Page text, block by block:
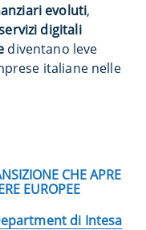
evoluti,
digitali
diventano leve
italiane nelle
CHE APRE
EUROPEE
di Intesa